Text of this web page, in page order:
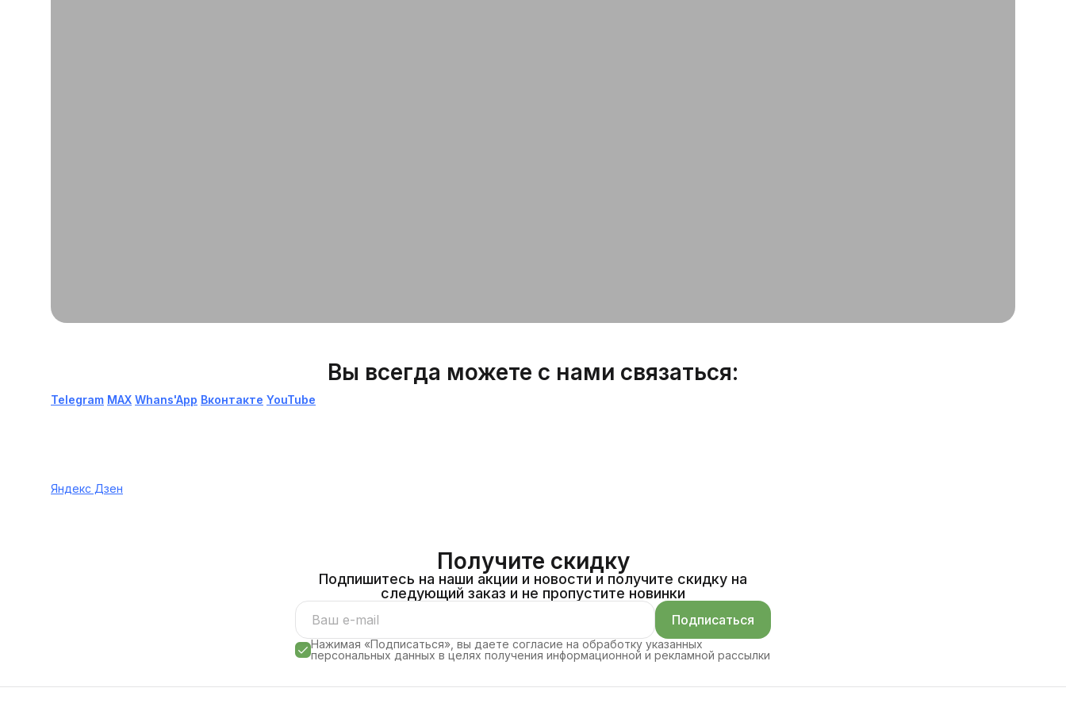
Вы всегда можете с нами связаться:
Telegram МАХ Whans'App Вконтакте YouTube
Яндекс Дзен
Получите скидку
Подпишитесь на наши акции и новости и получите скидку на
следующий заказ и не пропустите новинки
Подписаться
Нажимая «Подписаться», вы даете согласие на обработку указанных
персональных данных в целях получения информационной и рекламной рассылки